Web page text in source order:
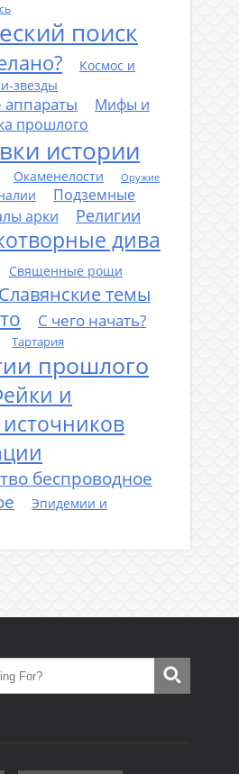
поиск
Космос и
звезды
Мифы и
прошлого
истории
Окаменелости
Оружие
Подземные
арки
Религии
дива
Священные рощи
Славянские темы
С чего начать?
Тартария
прошлого
и
беспроводное
Эпидемии и